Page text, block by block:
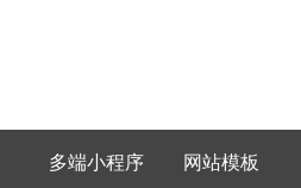
多端小程序 网站模板